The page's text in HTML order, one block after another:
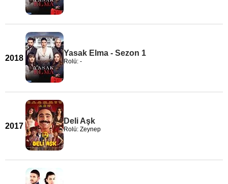
2018
Yasak Elma - Sezon 1
Rolü: -
2017
Deli Aşk
Rolü: Zeynep